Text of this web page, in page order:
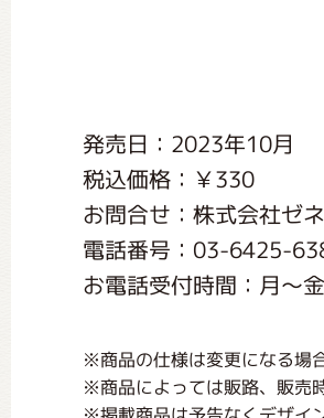
発売日：2023年10月
税込価格：￥330
お問合せ：株式会社ゼ
電話番号：03-6425-
お電話受付時間：月〜
※商品の仕様は変更になる場
※商品によっては販路、販売
くまのがっこう 家